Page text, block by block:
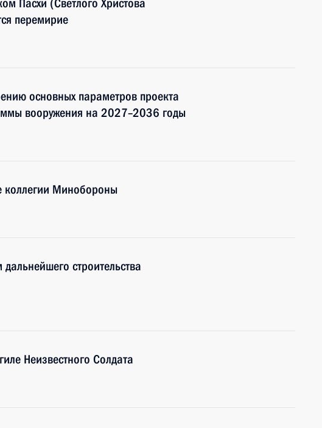
Пасхи (Светлого Христова
перемирие
основных параметров проекта
вооружения на 2027–2036 годы
коллегии Минобороны
строительства
Неизвестного Солдата